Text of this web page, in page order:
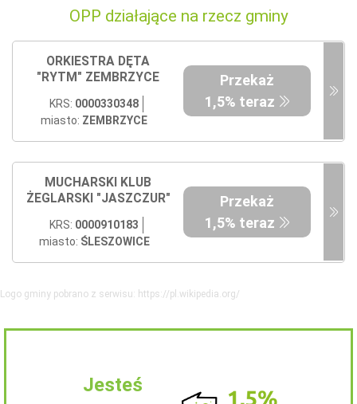
OPP działające na rzecz gminy
ORKIESTRA DĘTA
"RYTM" ZEMBRZYCE
KRS: 0000330348
miasto: ZEMBRZYCE
Przekaż
1,5% teraz
MUCHARSKI KLUB
ŻEGLARSKI "JASZCZUR"
KRS: 0000910183
miasto: ŚLESZOWICE
Przekaż
1,5% teraz
Logo gminy pobrano z serwisu: https://pl.wikipedia.org/
Jesteś